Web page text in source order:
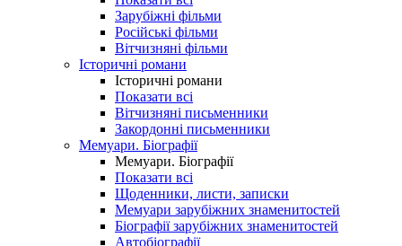
Зарубіжні фільми
Російські фільми
Вітчизняні фільми
Історичні романи
Історичні романи
Показати всі
Вітчизняні письменники
Закордонні письменники
Мемуари. Біографії
Мемуари. Біографії
Показати всі
Щоденники, листи, записки
Мемуари зарубіжних знаменитостей
Біографії зарубіжних знаменитостей
Автобіографії